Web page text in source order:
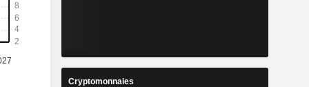
Cryptomonnaies